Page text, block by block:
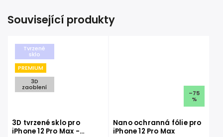
Související produkty
Tvrzené
sklo
PREMIUM
3D
zaoblení
3D tvrzené sklo pro
iPhone 12 Pro Max -
–75
%
Nano ochranná fólie pro
iPhone 12 Pro Max